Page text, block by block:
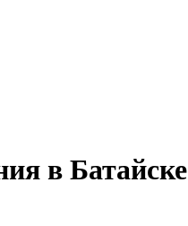
в Батайске